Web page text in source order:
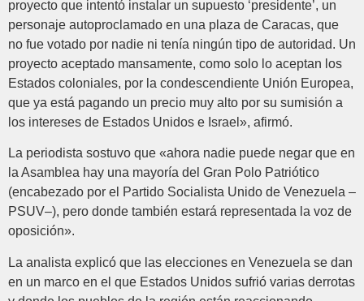
proyecto que intentó instalar un supuesto ‘presidente’, un
personaje autoproclamado en una plaza de Caracas, que
no fue votado por nadie ni tenía ningún tipo de autoridad. Un
proyecto aceptado mansamente, como solo lo aceptan los
Estados coloniales, por la condescendiente Unión Europea,
que ya está pagando un precio muy alto por su sumisión a
los intereses de Estados Unidos e Israel», afirmó.
La periodista sostuvo que «ahora nadie puede negar que en
la Asamblea hay una mayoría del Gran Polo Patriótico
(encabezado por el Partido Socialista Unido de Venezuela –
PSUV–), pero donde también estará representada la voz de
oposición».
La analista explicó que las elecciones en Venezuela se dan
en un marco en el que Estados Unidos sufrió varias derrotas